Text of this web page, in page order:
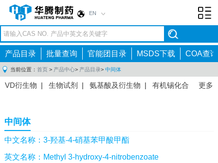
EN
产品目录 批量查询 官能团目录 MSDS下载 COA查询
当前位置： 首页 > 产品中心> 产品目录> 中间体
更多
VD衍生物 | 生物试剂 | 氨基酸及衍生物 | 有机锡化合
间体|
感染药物中间体
体 |抗精神病药物中间体| 抗炎药物中间体
药中间体|其他原料药中间体|
中间体
中文名称：3-羟基-4-硝基苯甲酸甲酯
英文名称：Methyl 3-hydroxy-4-nitrobenzoate